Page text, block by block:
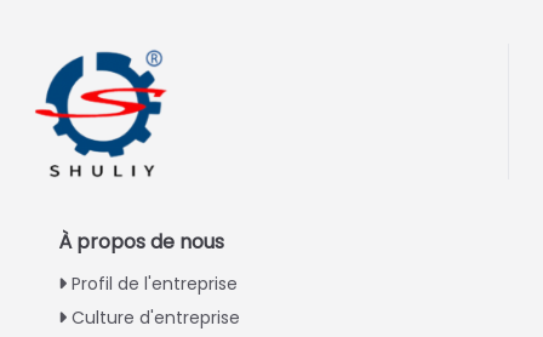
À propos de nous
Profil de l'entreprise
Culture d'entreprise